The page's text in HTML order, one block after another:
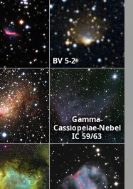
BV 5-2
Gamma-
Cassiopeiae-Nebel
IC 59/63